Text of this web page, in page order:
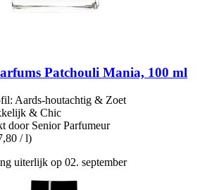
Patchouli Mania, 100 ml
Aards-houtachtig & Zoet
& Chic
door Senior Parfumeur
/ l)
uiterlijk op 02. september